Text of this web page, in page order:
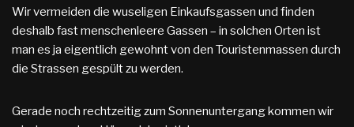
Wir vermeiden die wuseligen Einkaufsgassen und finden
deshalb fast menschenleere Gassen – in solchen Orten ist
man es ja eigentlich gewohnt von den Touristenmassen durch
die Strassen gespült zu werden.
Gerade noch rechtzeitig zum Sonnenuntergang kommen wir